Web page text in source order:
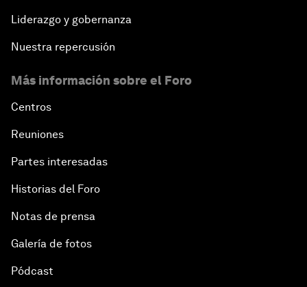
Liderazgo y gobernanza
Nuestra repercusión
Más información sobre el Foro
Centros
Reuniones
Partes interesadas
Historias del Foro
Notas de prensa
Galería de fotos
Pódcast